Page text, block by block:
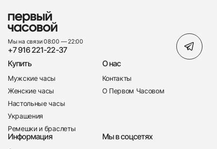
Мы на связи 08:00 — 22:00
+7 916 221-22-37
Купить
Мужские часы
Женские часы
Настольные часы
Украшения
Ремешки и браслеты
О нас
Контакты
О Первом Часовом
Информация Мы в соцсетях